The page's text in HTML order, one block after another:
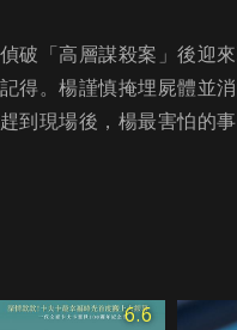
破「高層謀殺案」後迎
得。楊謹慎掩埋屍體並
到現場後，楊最害怕的
6.6